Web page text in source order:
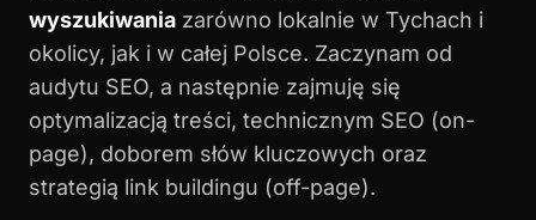
wyszukiwania zarówno lokalnie w Tychach i
okolicy, jak i w całej Polsce. Zaczynam od
audytu SEO, a następnie zajmuję się
optymalizacją treści, technicznym SEO (on-
page), doborem słów kluczowych oraz
strategią link buildingu (off-page).